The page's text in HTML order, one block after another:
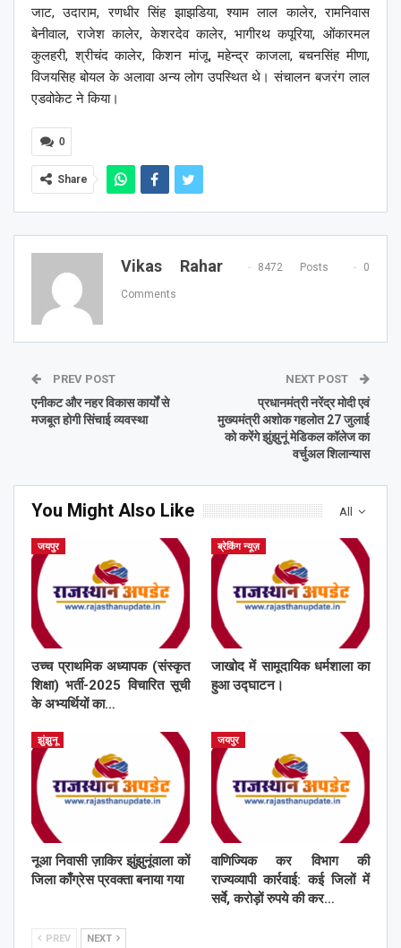
जाट, उदाराम, रणधीर सिंह झाझडिया, श्याम लाल कालेर, रामनिवास
बेनीवाल, राजेश कालेर, केशरदेव कालेर, भागीरथ कपूरिया, ओंकारमल
कुलहरी, श्रीचंद कालेर, किशन मांजू, महेन्द्र काजला, बचनसिंह मीणा,
विजयसिह बोयल के अलावा अन्य लोग उपस्थित थे। संचालन बजरंग लाल
एडवोकेट ने किया।
0
Share
Vikas Rahar 8472 Posts 0
Comments
PREV POST
एनीकट और नहर विकास कार्यों से
मजबूत होगी सिंचाई व्यवस्था
NEXT POST
प्रधानमंत्री नरेंद्र मोदी एवं
मुख्यमंत्री अशोक गहलोत 27 जुलाई
को करेंगे झुंझुनूं मेडिकल कॉलेज का
वर्चुअल शिलान्यास
All
You Might Also Like
जयपुर
उच्च प्राथमिक अध्यापक (संस्कृत
शिक्षा) भर्ती-2025 विचारित सूची
के अभ्यर्थियों का…
ब्रेकिंग न्यूज़
जाखोद में सामूदायिक धर्मशाला का
हुआ उद्घाटन।
झुंझुनू
नूआ निवासी ज़ाकिर झुंझुनूंवाला कों
जिला काँग्रेस प्रवक्ता बनाया गया
जयपुर
वाणिज्यिक कर विभाग की
राज्यव्यापी कार्रवाई: कई जिलों में
सर्वे, करोड़ों रुपये की कर…
PREV NEXT